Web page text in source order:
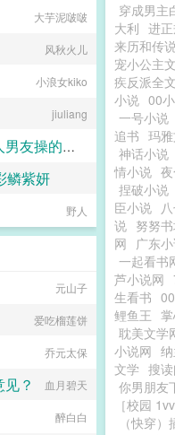
穿成男主
大利 进
来历和传
宠小公主文
疾反派全
小说 00
一号小说
追书 玛
神话小说
情小说
捏破小说
臣小说
说 努努
网 广东
一起看书
芦小说网
生看书
鲤鱼王
耽美文学
小说网
文学 搜
你男朋友
［校园
（快穿
大芋泥啵啵
风秋火儿
小浪女kiko
jiuliang
广东大屁股熟妇被女儿的黑人男友操的浑身颤抖淫水喷满床单
鳞紫妍
大芋泥啵啵
野人
元山子
爱吃榴莲饼
乔元太保
？ 血月碧天
醉白白